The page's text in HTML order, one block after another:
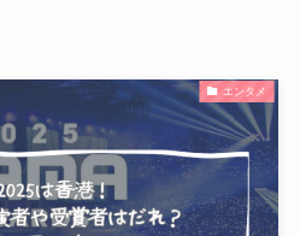
エンタメ